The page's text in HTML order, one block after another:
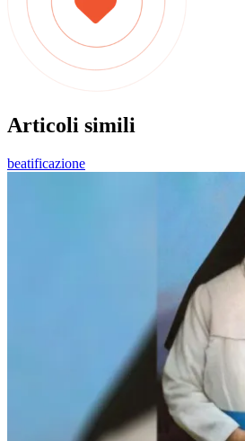
Articoli simili
beatificazione